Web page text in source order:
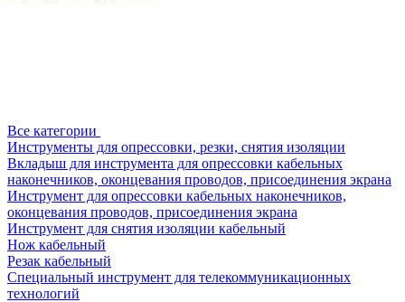
Все категории
Инструменты для опрессовки, резки, снятия изоляции
Вкладыш для инструмента для опрессовки кабельных
наконечников, оконцевания проводов, присоединения экрана
Инструмент для опрессовки кабельных наконечников,
оконцевания проводов, присоединения экрана
Инструмент для снятия изоляции кабельный
Нож кабельный
Резак кабельный
Специальный инструмент для телекоммуникационных
технологий